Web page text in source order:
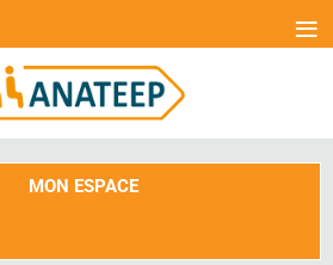
MON ESPACE
≡